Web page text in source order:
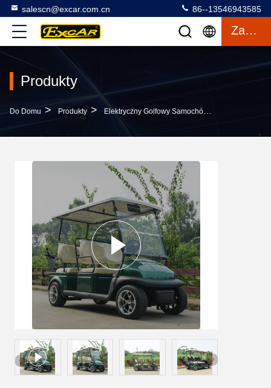
salescn@excar.com.cn 86--13546943585
Zacytować
Produkty
Do Domu > Produkty > Elektryczny Golfowy Samochód